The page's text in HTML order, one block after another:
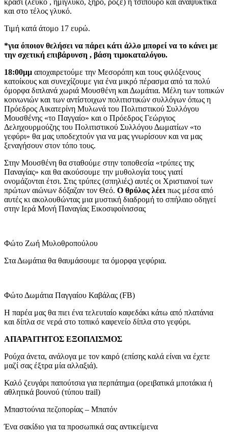
και στο τέλος γλυκό.
Τιμή κατά άτομο 17 ευρώ.
*για όποιον θελήσει να πάρει κάτι άλλο μπορεί να το κάνει με
την σχετική επιβάρυνση , βάση τιμοκαταλόγου.
18:00μμ αποχαιρετούμε την Μεσορόπη και τους φιλόξενους
κατοίκους και συνεχίζουμε για ένα μικρό πέρασμα από τα πολύ
όμορφα διπλανά χωριά Μουσθένη και Δωμάτια. Μέλη των τοπικών
κοινωνιών και των αντίστοιχων πολιτιστικών συλλόγων όπως η
Πρόεδρος Αικατερίνη Μυλωνά του Πολιτιστικού Συλλόγου
Μουσθένης «το Παγγαίο» και ο Πρόεδρος Γεώργιος
Δεληχουρμούζης του Πολιτιστικού Συλλόγου Δωματίων «το
γεφύρι» θα μας υποδεχτούν για να μας γνωρίσουν και να μας
ξεναγήσουν στον τόπο τους.
Στην Μουσθένη θα σταθούμε στην τοποθεσία «τρύπες της
Παναγίας» και θα ακούσουμε την μυθολογία τους γιατί
ονομάζονται έτσι. Στις τρύπες (σπηλιές) αυτές οι Χριστιανοί των
πρώτων αιώνων δόξαζαν τον Θεό. Ο θρύλος λέει πως μέσα από
αυτές κι ακολουθώντας μια μυστική διαδρομή το σπήλαιο οδηγεί
στην Ιερά Μονή Παναγίας Εικοσιφοίνισσας
Φώτο Ζωή Μυλοθροπούλου
Στα Δωμάτια θα θαυμάσουμε τα όμορφα γεφύρια.
Φώτο Δωμάτια Παγγαίου Καβάλας (FB)
Η παρέα μας θα πιει ένα τελευταίο καφεδάκι κάτω από πλατάνια
και δίπλα σε νερά στο τοπικό καφενείο δίπλα στο γεφύρι.
ΑΠΑΡΑΙΤΗΤΟΣ ΕΞΟΠΛΙΣΜΟΣ
Ρούχα άνετα, ανάλογα με τον καιρό (επίσης καλά είναι να έχετε
μαζί σας έξτρα μία αλλαξιά).
Καλό ζευγάρι παπούτσια για περπάτημα (ορειβατικά μποτάκια ή
αθλητικά βουνού (τύπου trail)
Μπαστούνια πεζοπορίας – Μπατόν
Ένα σακίδιο για τα προσωπικά σας αντικείμενα